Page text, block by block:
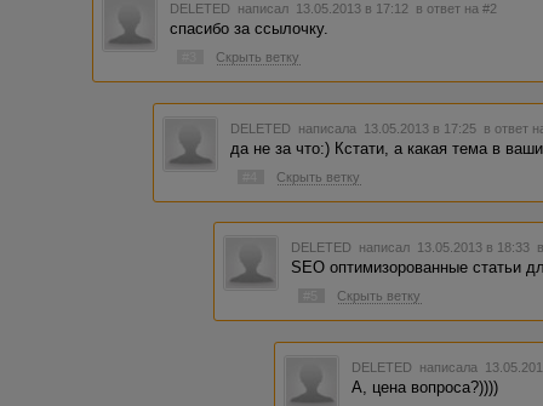
DELETED написал 13.05.2013 в 17:12 в ответ на #2
спасибо за ссылочку.
Скрыть ветку
DELETED написала 13.05.2013 в 17:25 в ответ
да не за что:) Кстати, а какая тема в
Скрыть ветку
DELETED написал 13.05.2013 в 18:33
SEO оптимизорованные статьи
Скрыть ветку
DELETED написала
А, цена вопроса?))))